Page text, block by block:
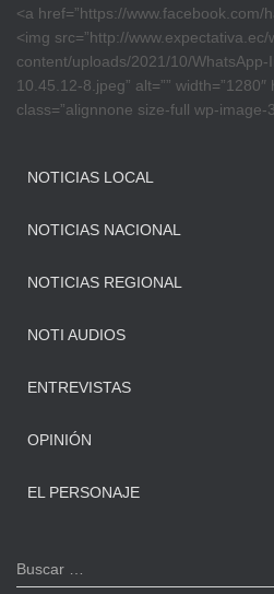
<a href=”https://www.facebook.com/
<img src=”http://www.expectativa.ec/
content/uploads/2021/10/
10.45.12-8.jpeg” alt=”” width=”1280″
class=”alignnone size-full wp-image-
NOTICIAS LOCAL
NOTICIAS NACIONAL
NOTICIAS REGIONAL
NOTI AUDIOS
ENTREVISTAS
OPINIÓN
EL PERSONAJE
B
u
Buscar …